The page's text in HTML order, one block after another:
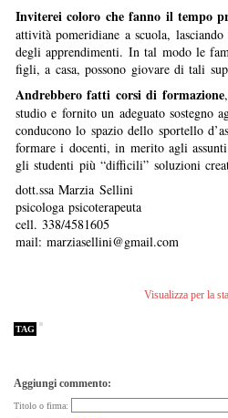
Inviterei coloro che fanno il tempo
attività pomeridiane a scuola,
degli apprendimenti. In tal modo le
figli, a casa, possono giovare di tali
Andrebbero fatti corsi di formazione
studio e fornito un adeguato sostegno
conducono lo spazio dello sportello
formare i docenti, in merito agli
gli studenti più “difficili” soluzioni
dott.ssa Marzia Sellini
psicologa psicoterapeuta
cell. 338/4581605
mail: marziasellini@gmail.com
Visualizza per la
TAG
Aggiungi commento:
Titolo o firma: